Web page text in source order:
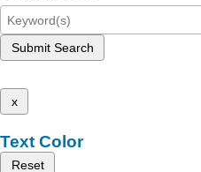
Submit Search
x
Text Color
Reset